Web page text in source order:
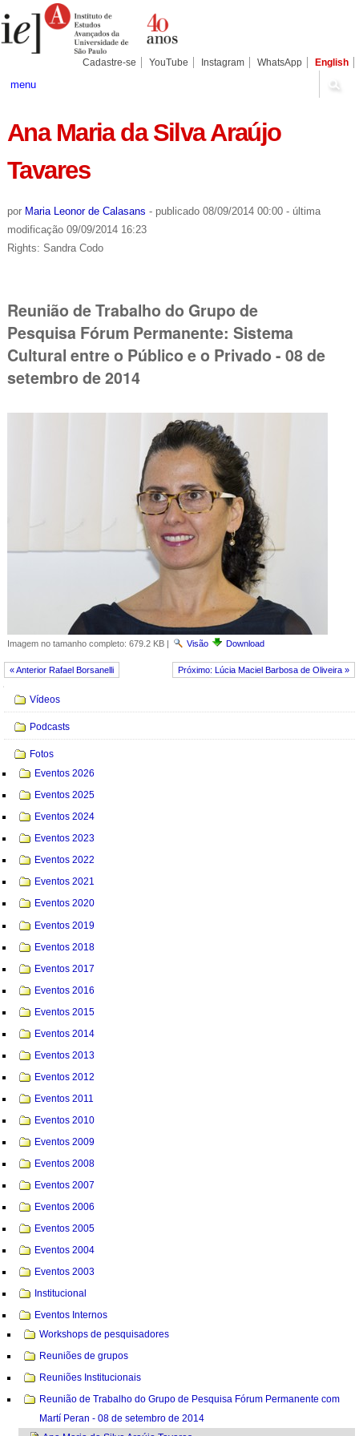
para
conteúdo.
Pessoais
Cadastre-se YouTube Instagram WhatsApp English
menu
Ana Maria da Silva Araújo
Tavares
por Maria Leonor de Calasans - publicado08/09/2014 00:00 - última
modificação09/09/2014 16:23
Rights: Sandra Codo
Reunião de Trabalho do Grupo de
Pesquisa Fórum Permanente: Sistema
Cultural entre o Público e o Privado - 08 de
setembro de 2014
Imagem no tamanho completo: 679.2 KB| Visão Download
« Anterior Rafael Borsanelli Próximo: Lúcia Maciel Barbosa de Oliveira »
Vídeos
Podcasts
Fotos
Eventos 2026
Eventos 2025
Eventos 2024
Eventos 2023
Eventos 2022
Eventos 2021
Eventos 2020
Eventos 2019
Eventos 2018
Eventos 2017
Eventos 2016
Eventos 2015
Eventos 2014
Eventos 2013
Eventos 2012
Eventos 2011
Eventos 2010
Eventos 2009
Eventos 2008
Eventos 2007
Eventos 2006
Eventos 2005
Eventos 2004
Eventos 2003
Institucional
Eventos Internos
Workshops de pesquisadores
Reuniões de grupos
Reuniões Institucionais
Reunião de Trabalho do Grupo de Pesquisa Fórum Permanente com
Martí Peran - 08 de setembro de 2014